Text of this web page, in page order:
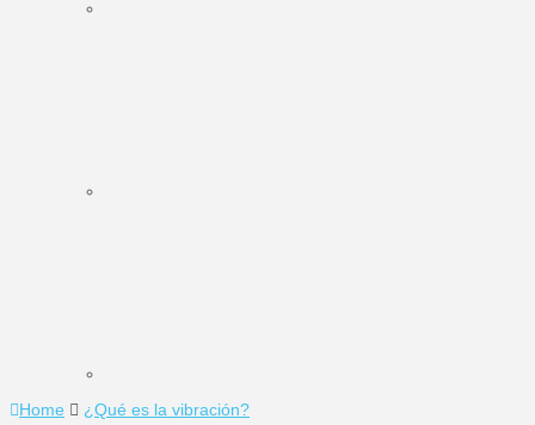
Home ¿Qué es la vibración?